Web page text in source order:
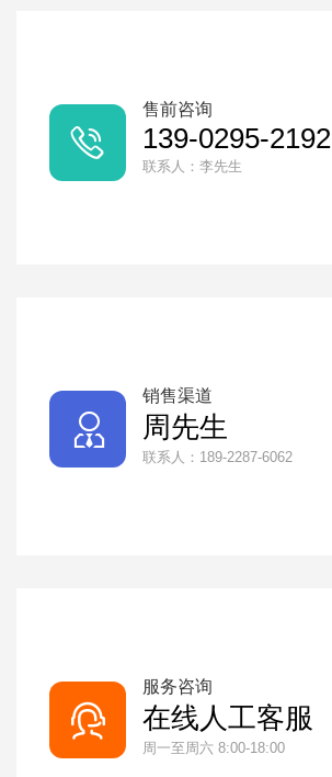

售前咨询
139-0295-2192
联系人：李先生

销售渠道
周先生
联系人：189-2287-6062

服务咨询
在线人工客服
周一至周六 8:00-18:00